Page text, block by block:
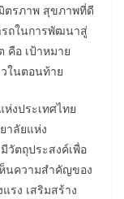
ตรภาพ สุขภาพที่ดี
ถในการพัฒนาสู่
คือ เป้าหมาย
ในตอนท้าย
งประเทศไทย
าลัยแห่ง
วัตถุประสงค์เพื่อ
นความสำคัญของ
รง เสริมสร้าง